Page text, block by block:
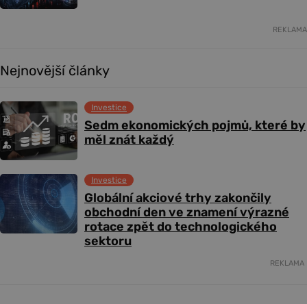
REKLAMA
Nejnovější články
Sedm ekonomických pojmů, které by
měl znát každý
Investice
Globální akciové trhy zakončily
obchodní den ve znamení výrazné
rotace zpět do technologického
sektoru
Investice
REKLAMA